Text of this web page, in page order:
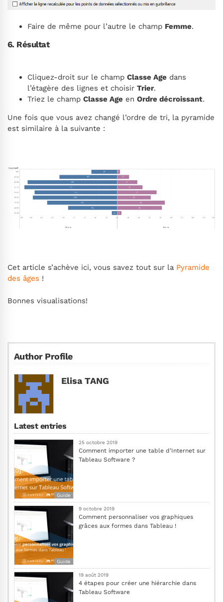
Faire de même pour l’autre le champ Femme.
6. Résultat
Cliquez-droit sur le champ Classe Age dans
l’étagère des lignes et choisir Trier.
Triez le champ Classe Age en Ordre décroissant.
Une fois que vous avez changé l’ordre de tri, la pyramide
est similaire à la suivante :
Cet article s’achève ici, vous savez tout sur la Pyramide
des âges !
Bonnes visualisations!
Author Profile
Elisa TANG
Latest entries
Guide
25 octobre 2019
Comment importer une table d’Internet sur
Tableau Software ?
Guide
9 octobre 2019
Comment personnaliser vos graphiques
grâces aux formes dans Tableau !
19 août 2019
4 étapes pour créer une hiérarchie dans
Tableau Software